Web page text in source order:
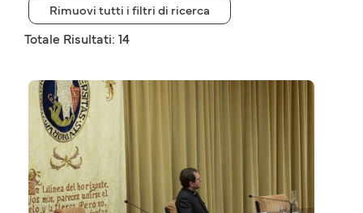
Rimuovi tutti i filtri di ricerca
Totale Risultati: 14